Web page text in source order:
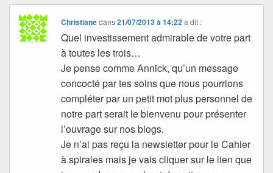
Christianedans21/07/2013 à 14:22 a dit :
Quel investissement admirable de votre part
à toutes les trois…
Je pense comme Annick, qu’un message
concocté par tes soins que nous pourrions
compléter par un petit mot plus personnel de
notre part serait le bienvenu pour présenter
l’ouvrage sur nos blogs.
Je n’ai pas reçu la newsletter pour le Cahier
à spirales mais je vais cliquer sur le lien que